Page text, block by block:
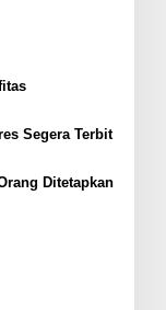
Segera Terbit
Ditetapkan